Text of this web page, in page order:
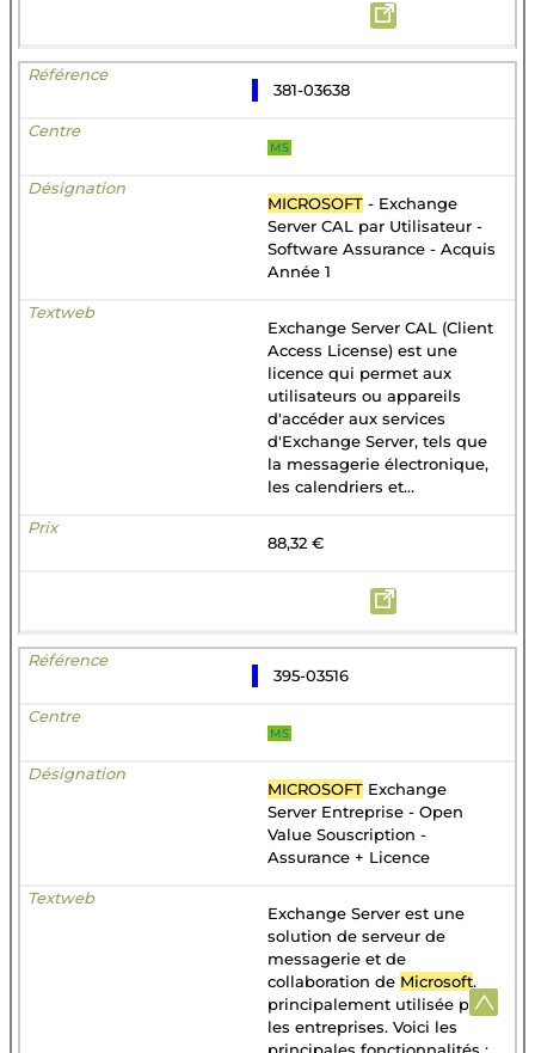
381-03638
MS
MICROSOFT - Exchange
Server CAL par Utilisateur -
Software Assurance - Acquis
Année 1
Exchange Server CAL (Client
Access License) est une
licence qui permet aux
utilisateurs ou appareils
d'accéder aux services
d'Exchange Server, tels que
la messagerie électronique,
les calendriers et...
88,32 €
395-03516
MS
MICROSOFT Exchange
Server Entreprise - Open
Value Souscription -
Assurance + Licence
Exchange Server est une
solution de serveur de
messagerie et de
collaboration de Microsoft,
principalement utilisée par
les entreprises. Voici les